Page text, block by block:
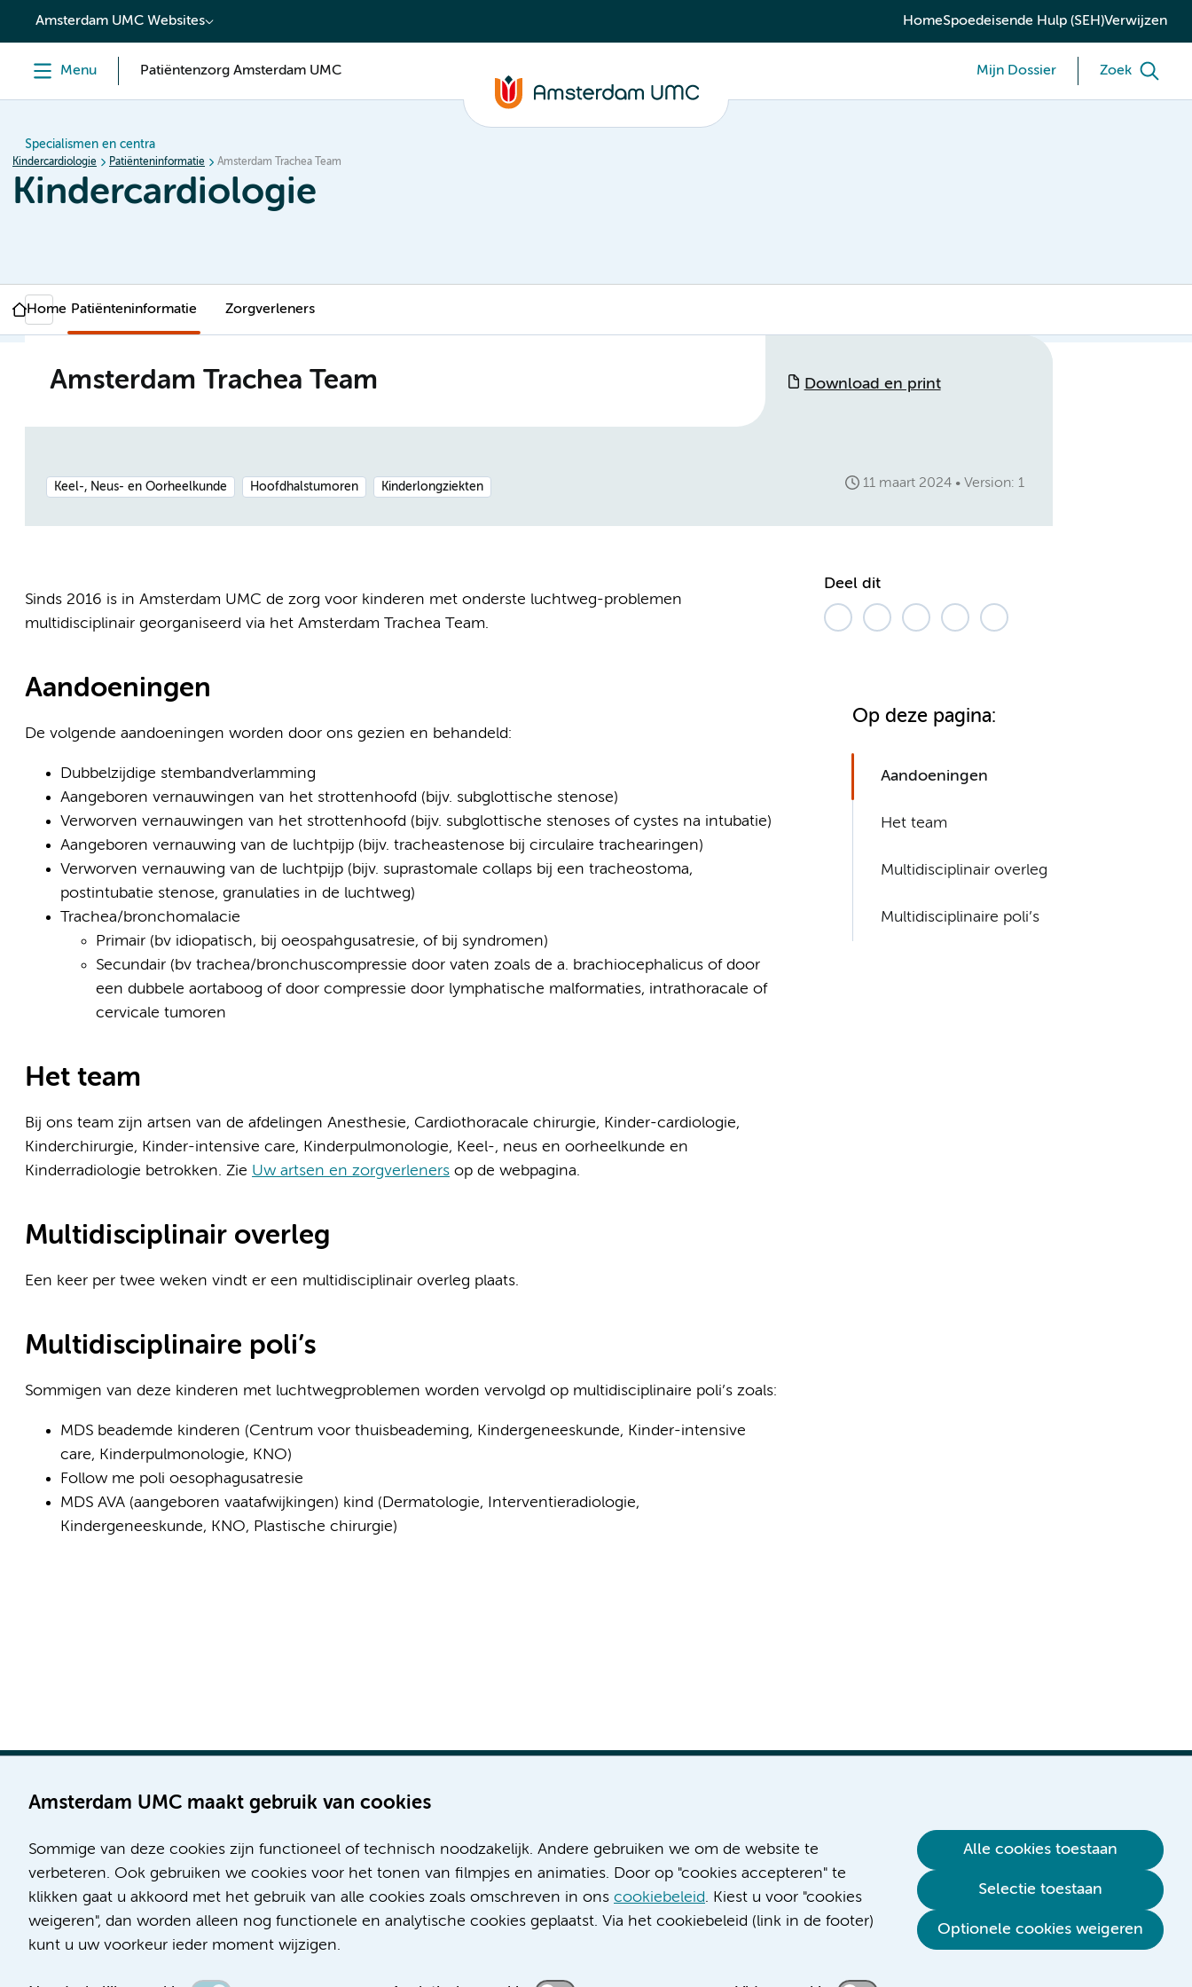
content
Amsterdam UMC Websites HomeSpoedeisende Hulp (SEH)Verwijzen
Menu Patiëntenzorg Amsterdam UMC Mijn Dossier Zoek
Specialismen en centra
Kindercardiologie Patiënteninformatie Amsterdam Trachea Team
Kindercardiologie
Home Patiënteninformatie Zorgverleners
Amsterdam Trachea Team Download en print
Keel-, Neus- en Oorheelkunde Hoofdhalstumoren Kinderlongziekten 11 maart 2024 Version: 1
Sinds 2016 is in Amsterdam UMC de zorg voor kinderen met onderste luchtweg-problemen
multidisciplinair georganiseerd via het Amsterdam Trachea Team.
Aandoeningen
De volgende aandoeningen worden door ons gezien en behandeld:
Dubbelzijdige stembandverlamming
Aangeboren vernauwingen van het strottenhoofd (bijv. subglottische stenose)
Verworven vernauwingen van het strottenhoofd (bijv. subglottische stenoses of cystes na intubatie)
Aangeboren vernauwing van de luchtpijp (bijv. tracheastenose bij circulaire trachearingen)
Verworven vernauwing van de luchtpijp (bijv. suprastomale collaps bij een tracheostoma,
postintubatie stenose, granulaties in de luchtweg)
Trachea/bronchomalacie
Primair (bv idiopatisch, bij oeospahgusatresie, of bij syndromen)
Secundair (bv trachea/bronchuscompressie door vaten zoals de a. brachiocephalicus of door
een dubbele aortaboog of door compressie door lymphatische malformaties, intrathoracale of
cervicale tumoren
Het team
Bij ons team zijn artsen van de afdelingen Anesthesie, Cardiothoracale chirurgie, Kinder-cardiologie,
Kinderchirurgie, Kinder-intensive care, Kinderpulmonologie, Keel-, neus en oorheelkunde en
Kinderradiologie betrokken. Zie Uw artsen en zorgverleners op de webpagina.
Multidisciplinair overleg
Een keer per twee weken vindt er een multidisciplinair overleg plaats.
Multidisciplinaire poli’s
Sommigen van deze kinderen met luchtwegproblemen worden vervolgd op multidisciplinaire poli’s zoals:
MDS beademde kinderen (Centrum voor thuisbeademing, Kindergeneeskunde, Kinder-intensive
care, Kinderpulmonologie, KNO)
Follow me poli oesophagusatresie
MDS AVA (aangeboren vaatafwijkingen) kind (Dermatologie, Interventieradiologie,
Kindergeneeskunde, KNO, Plastische chirurgie)
Deel dit
Op deze pagina:
Aandoeningen
Het team
Multidisciplinair overleg
Multidisciplinaire poli’s
Amsterdam UMC maakt gebruik van cookies
Sommige van deze cookies zijn functioneel of technisch noodzakelijk. Andere gebruiken we om de website te
verbeteren. Ook gebruiken we cookies voor het tonen van filmpjes en animaties. Door op "cookies accepteren" te
klikken gaat u akkoord met het gebruik van alle cookies zoals omschreven in ons cookiebeleid. Kiest u voor "cookies
weigeren", dan worden alleen nog functionele en analytische cookies geplaatst. Via het cookiebeleid (link in de footer)
kunt u uw voorkeur ieder moment wijzigen.
Alle cookies toestaan
Selectie toestaan
Optionele cookies weigeren
Locatie AMC
Meibergdreef 9
1105 AZ Amsterdam
Locatie VUmc
De Boelelaan 1117
1081 HV Amsterdam
(020) 444 4444
Meer Amsterdam UMC websites:
Werken bij Amsterdam UMC
Over Amsterdam UMC
Verwijzen & diagnostiek